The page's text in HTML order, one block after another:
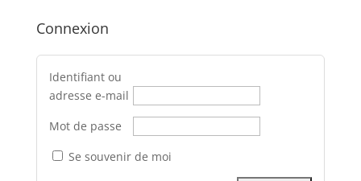
Connexion
Identifiant ou
adresse e-mail
Mot de passe
Se souvenir de moi